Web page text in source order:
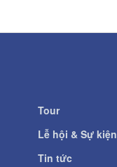
Tour
Lễ hội & Sự kiện
Tin tức